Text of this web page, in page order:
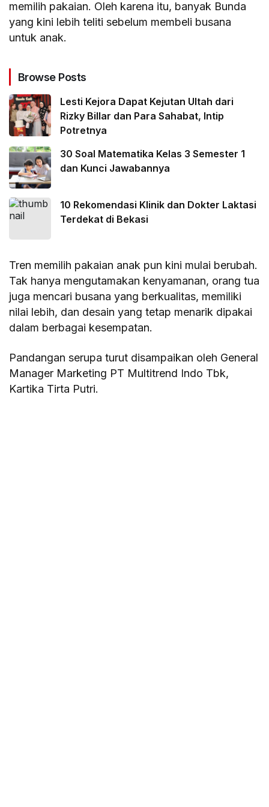
memilih pakaian. Oleh karena itu, banyak Bunda
yang kini lebih teliti sebelum membeli busana
untuk anak.
Browse Posts
Lesti Kejora Dapat Kejutan Ultah dari
Rizky Billar dan Para Sahabat, Intip
Potretnya
30 Soal Matematika Kelas 3 Semester 1
dan Kunci Jawabannya
10 Rekomendasi Klinik dan Dokter Laktasi
Terdekat di Bekasi
Tren memilih pakaian anak pun kini mulai berubah.
Tak hanya mengutamakan kenyamanan, orang tua
juga mencari busana yang berkualitas, memiliki
nilai lebih, dan desain yang tetap menarik dipakai
dalam berbagai kesempatan.
Pandangan serupa turut disampaikan oleh General
Manager Marketing PT Multitrend Indo Tbk,
Kartika Tirta Putri.